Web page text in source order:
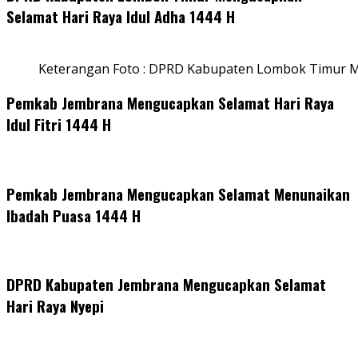
Selamat Hari Raya Idul Adha 1444 H
Keterangan Foto : DPRD Kabupaten Lombok Timur
Pemkab Jembrana Mengucapkan Selamat Hari Raya
Idul Fitri 1444 H
Pemkab Jembrana Mengucapkan Selamat Menunaikan
Ibadah Puasa 1444 H
DPRD Kabupaten Jembrana Mengucapkan Selamat
Hari Raya Nyepi